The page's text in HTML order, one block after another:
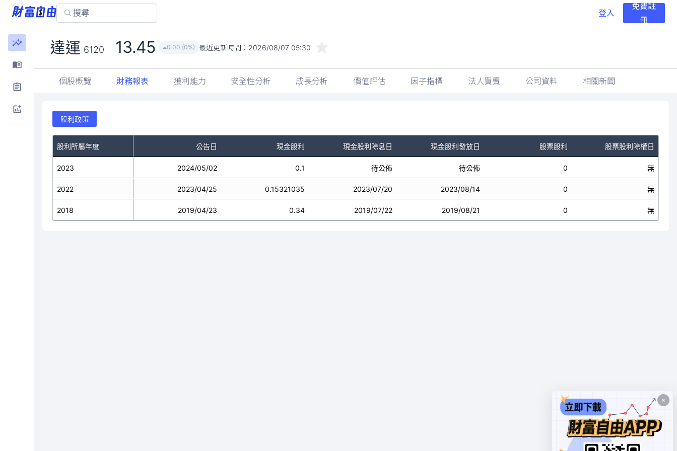
登入
免費註
冊
達運 6120 13.45 0.00 (0%) 最近更新時間： 2026/08/07 05:30
個股概覽 財務報表 獲利能力 安全性分析 成長分析 價值評估 因子指標 法人買賣 公司資料 相關新聞
股利政策
股利所屬年度 公告日 現金股利 現金股利除息日 現金股利發放日 股票股利 股票股利除權日
2023
2022
2018
2024/05/02 0.1 待公佈 待公佈 0 無
2023/04/25 0.15321035 2023/07/20 2023/08/14 0 無
2019/04/23 0.34 2019/07/22 2019/08/21 0 無